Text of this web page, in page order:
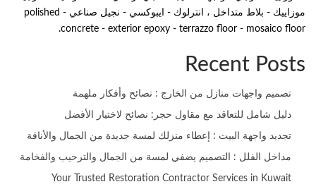
موزاييك - بلاط متداخل ، انترلوك - ايبوكسي - نجيل صناعي - polished
concrete - exterior epoxy - terrazzo floor - mosaico floor.
Recent Posts
تصميم واجهات منازل من الخارج : نصائح وأفكار ملهمة
دليل شامل للتعاقد مع مقاول حجر: نصائح لاختيار الأفضل
تجديد واجهة البيت : إعطاء منزلك لمسة جديدة من الجمال والأناقة
مداخل الفلل : التصميم يضفي لمسة من الجمال والترحيب والفخامة
Your Trusted Restoration Contractor Services in Kuwait